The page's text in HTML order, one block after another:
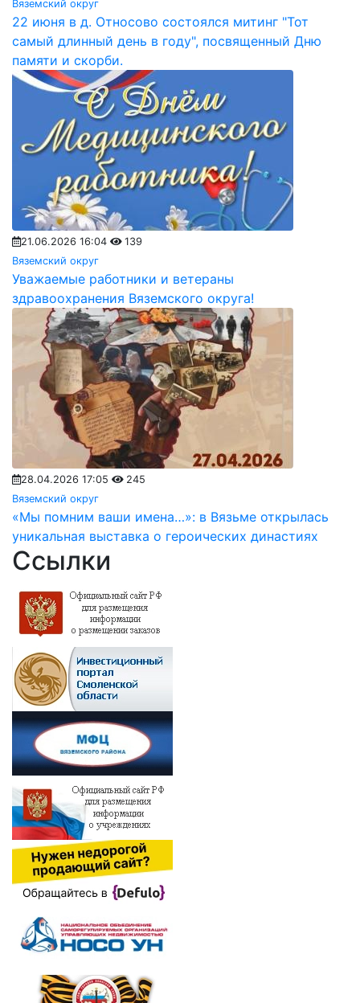
Вяземский округ
22 июня в д. Относово состоялся митинг "Тот
самый длинный день в году", посвященный Дню
памяти и скорби.
21.06.2026 16:04
139
Вяземский округ
Уважаемые работники и ветераны
здравоохранения Вяземского округа!
28.04.2026 17:05
245
Вяземский округ
«Мы помним ваши имена…»: в Вязьме открылась
уникальная выставка о героических династиях
Ссылки